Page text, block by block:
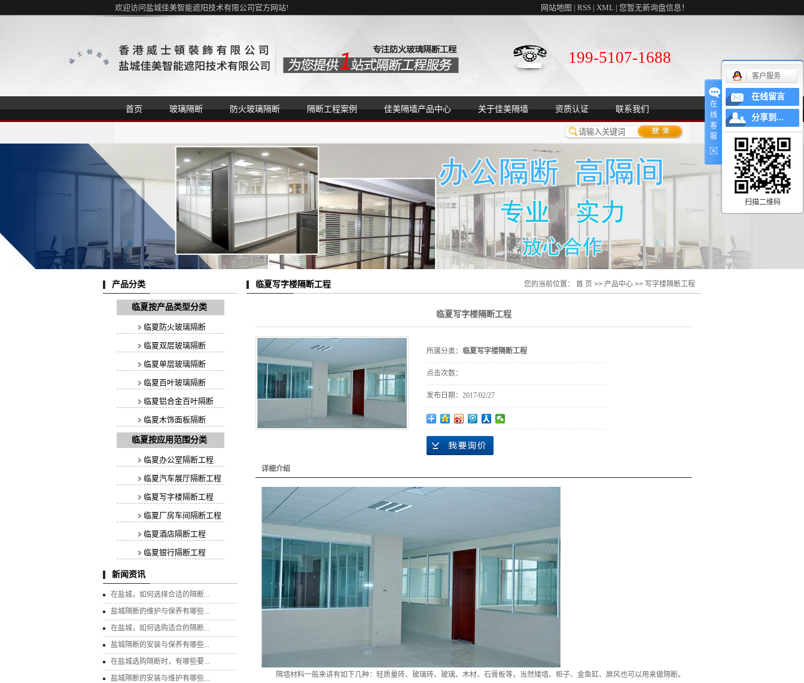
欢迎访问盐城佳美智能遮阳技术有限公司官方网站! 网站地图 | RSS | XML | 您暂无新询盘信息！
199-5107-1688
首页 玻璃隔断 防火玻璃隔断 隔断工程案例 佳美隔墙产品中心 关于佳美隔墙 资质认证 联系我们
产品分类
临夏按产品类型分类
临夏防火玻璃隔断
临夏双层玻璃隔断
临夏单层玻璃隔断
临夏百叶玻璃隔断
临夏铝合金百叶隔断
临夏木饰面板隔断
临夏按应用范围分类
临夏办公室隔断工程
临夏汽车展厅隔断工程
临夏写字楼隔断工程
临夏厂房车间隔断工程
临夏酒店隔断工程
临夏银行隔断工程
新闻资讯
在盐城，如何选择合适的隔断...
盐城隔断的维护与保养有哪些...
在盐城，如何选购适合的隔断...
盐城隔断的安装与保养有哪些...
在盐城选购隔断时，有哪些要...
盐城隔断的安装与维护有哪些...
临夏写字楼隔断工程 您的当前位置： 首 页 >> 产品中心 >> 写字楼隔断工程
临夏写字楼隔断工程
所属分类： 临夏写字楼隔断工程
点击次数：
发布日期： 2017/02/27
详细介绍
隔墙材料一般来讲有如下几种：轻质量砖、玻璃砖、玻璃、木材、石膏板等，当然矮墙、柜子、金鱼缸、屏风也可以用来做隔断。
在
线
客
服
客户服务
在线留言
分享到...
扫描二维码